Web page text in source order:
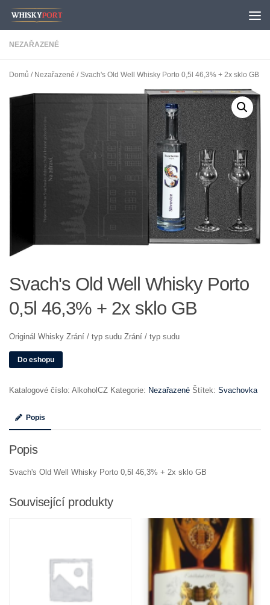
Skip to content
NEZAŘAZENÉ
Domů / Nezařazené / Svach's Old Well Whisky Porto 0,5l 46,3% + 2x sklo GB
Svach's Old Well Whisky Porto
0,5l 46,3% + 2x sklo GB
Originál Whisky Zrání / typ sudu Zrání / typ sudu
Do eshopu
Katalogové číslo: AlkoholCZ Kategorie: Nezařazené Štítek: Svachovka
Popis
Popis
Svach's Old Well Whisky Porto 0,5l 46,3% + 2x sklo GB
Související produkty